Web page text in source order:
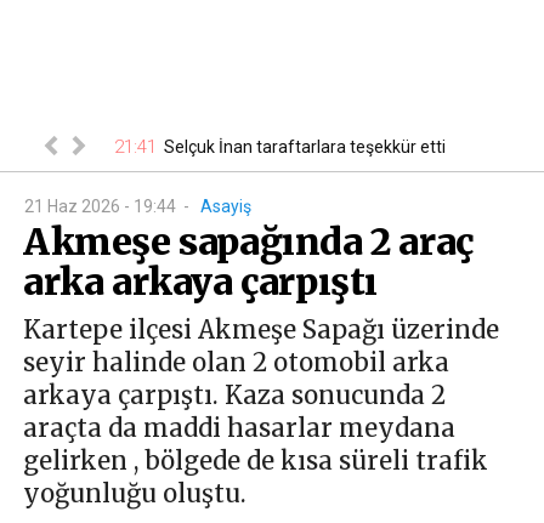
belli oldu 21:41 Selçuk İnan taraftarlara teşekkür etti
21 Haz 2026 - 19:44 - Asayiş
Akmeşe sapağında 2 araç
arka arkaya çarpıştı
Kartepe ilçesi Akmeşe Sapağı üzerinde
seyir halinde olan 2 otomobil arka
arkaya çarpıştı. Kaza sonucunda 2
araçta da maddi hasarlar meydana
gelirken , bölgede de kısa süreli trafik
yoğunluğu oluştu.